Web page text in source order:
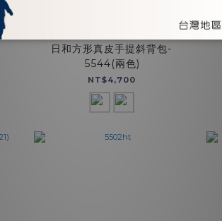
日和方形真皮手提斜背包-
5544(兩色)
NT$4,700